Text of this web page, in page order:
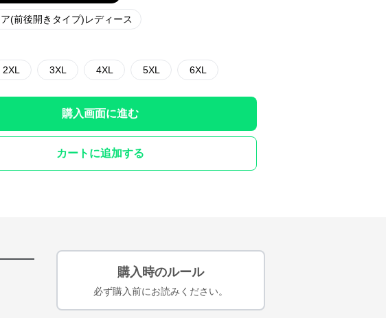
(前後開きタイプ)レディース
2XL 3XL 4XL 5XL 6XL
購入画面に進む
カートに追加する
購入時のルール
必ず購入前にお読みください。